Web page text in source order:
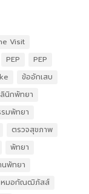
Visit
PEP
PEP
ข้ออักเสบ
นิกพัทยา
มพัทยา
ตรวจสุขภาพ
พัทยา
นพัทยา
หมอกัณฒิภัสส์